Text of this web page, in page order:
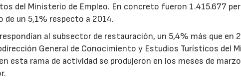
del Ministerio de Empleo. En concreto fueron 1.415.677
de un 5,1% respecto a 2014.
al subsector de restauración, un 5,4% más que en
General de Conocimiento y Estudios Turísticos del
esta rama de actividad se produjeron en los meses de